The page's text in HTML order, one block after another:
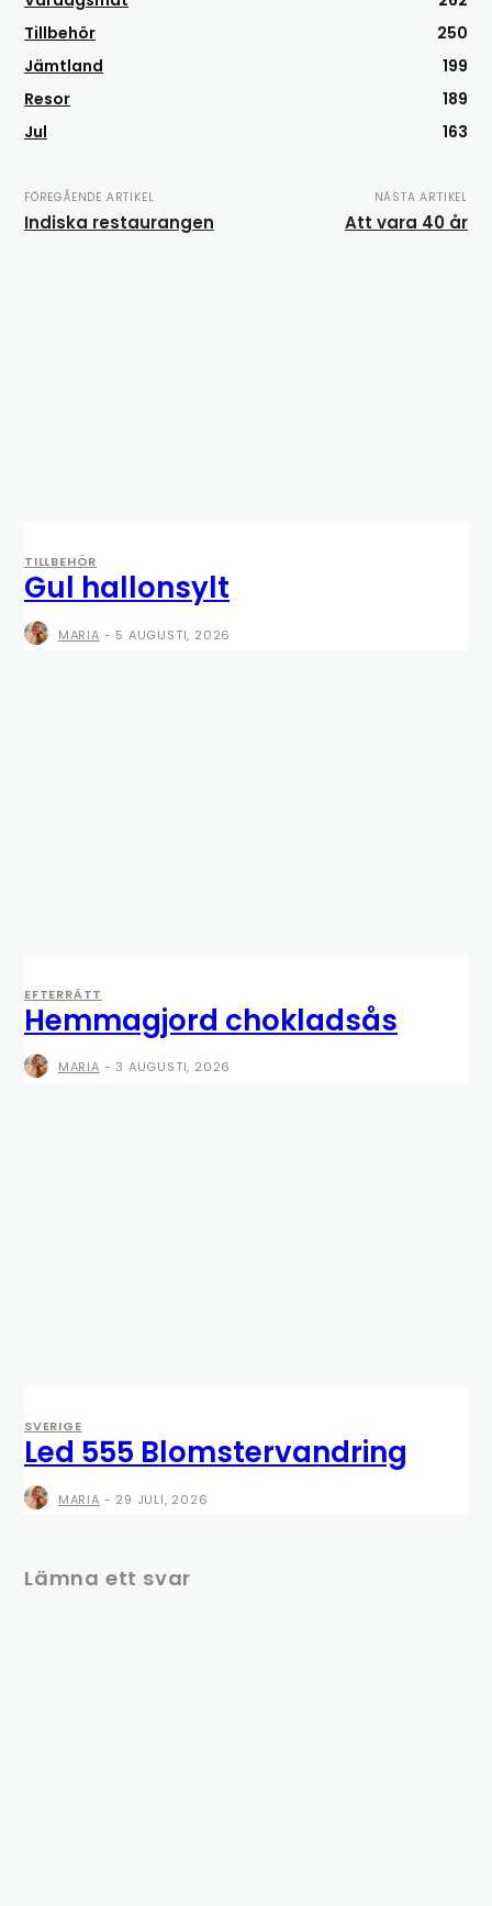
Tillbehör
250
Jämtland
199
Resor
189
Jul
163
FÖREGÅENDE ARTIKEL
Indiska restaurangen
NÄSTA ARTIKEL
Att vara 40 år
TILLBEHÖR
Gul hallonsylt
MARIA - 5 AUGUSTI, 2026
EFTERRÄTT
Hemmagjord chokladsås
MARIA - 3 AUGUSTI, 2026
SVERIGE
Led 555 Blomstervandring
MARIA - 29 JULI, 2026
Lämna ett svar